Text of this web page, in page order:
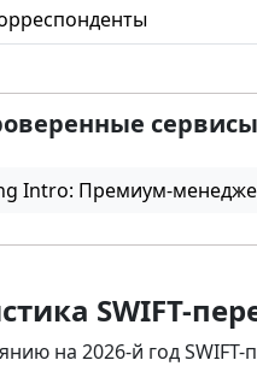
сервисы
Intro: Премиум-
SWIFT-
на 2026-й год